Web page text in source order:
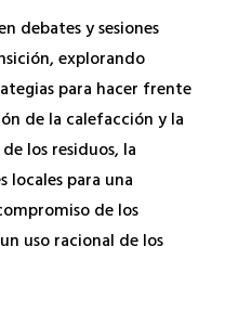
debates y sesiones
explorando
para hacer frente
de la calefacción y la
los residuos, la
para una
de los
uso racional de los